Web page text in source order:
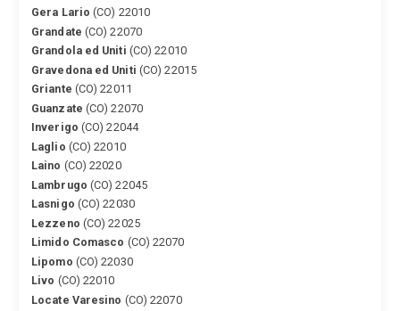
Gera Lario (CO) 22010
Grandate (CO) 22070
Grandola ed Uniti (CO) 22010
Gravedona ed Uniti (CO) 22015
Griante (CO) 22011
Guanzate (CO) 22070
Inverigo (CO) 22044
Laglio (CO) 22010
Laino (CO) 22020
Lambrugo (CO) 22045
Lasnigo (CO) 22030
Lezzeno (CO) 22025
Limido Comasco (CO) 22070
Lipomo (CO) 22030
Livo (CO) 22010
Locate Varesino (CO) 22070